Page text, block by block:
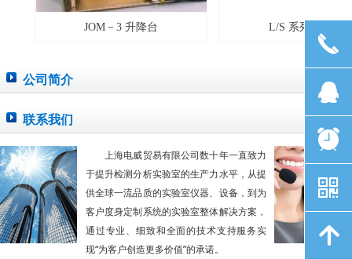
JOM－3 升降台 L/S 系列软管泵
公司简介
上海电威贸易有限公司数十年一直致力
于提升检测分析实验室的生产力水平，从提
供全球一流品质的实验室仪器、设备，到为
客户度身定制系统的实验室整体解决方案，
通过专业、细致和全面的技术支持服务实
现“为客户创造更多价值”的承诺。
联系我们 MORE >
끅
뀩
뀥
낃
녕